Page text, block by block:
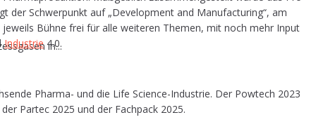
in...
der Schwer­punkt auf „Deve­lo­p­ment and Manu­fac­tu­ring“, am
Büh­ne frei für alle wei­te­ren The­men, mit noch mehr Input
Indus­trie4.0.
Phar­ma- und die Life Sci­ence-Indus­trie. Der Pow­tech 2023
Par­tec 2025 und der Fach­pack 2025.